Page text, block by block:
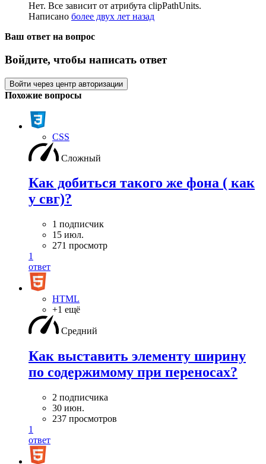
Нет. Все зависит от атрибута clipPathUnits.
Написано более двух лет назад
Ваш ответ на вопрос
Войдите, чтобы написать ответ
Войти через центр авторизации
Похожие вопросы
CSS
Сложный
Как добиться такого же фона ( как
у свг)?
1 подписчик
15 июл.
271 просмотр
1
ответ
HTML
+1 ещё
Средний
Как выставить элементу ширину
по содержимому при переносах?
2 подписчика
30 июн.
237 просмотров
1
ответ